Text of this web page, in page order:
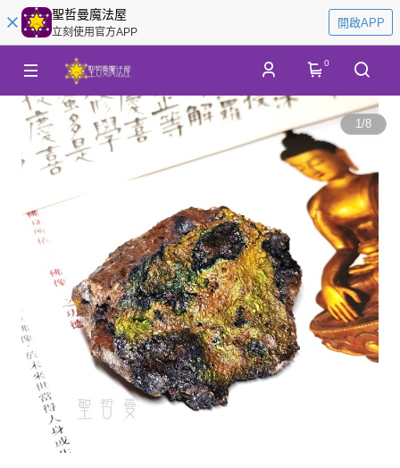
聖哲曼魔法屋
立刻使用官方APP
開啟APP
0
1/8